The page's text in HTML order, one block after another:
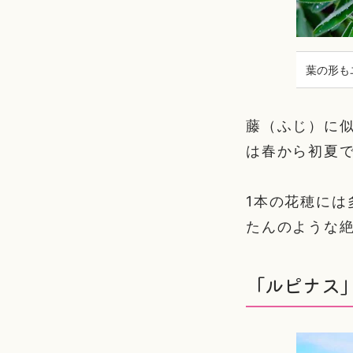
葉の形
藤（ふじ）に
は春から初夏
1本の花穂に
たんのような
「ルピナ